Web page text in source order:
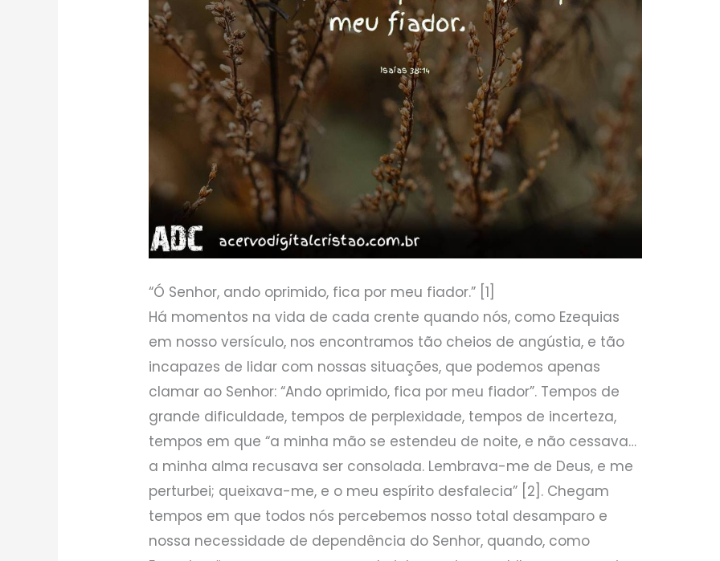
“Ó Senhor, ando oprimido, fica por meu fiador.” [1]
Há momentos na vida de cada crente quando nós, como Ezequias
em nosso versículo, nos encontramos tão cheios de angústia, e tão
incapazes de lidar com nossas situações, que podemos apenas
clamar ao Senhor: “Ando oprimido, fica por meu fiador”. Tempos de
grande dificuldade, tempos de perplexidade, tempos de incerteza,
tempos em que “a minha mão se estendeu de noite, e não cessava…
a minha alma recusava ser consolada. Lembrava-me de Deus, e me
perturbei; queixava-me, e o meu espírito desfalecia” [2]. Chegam
tempos em que todos nós percebemos nosso total desamparo e
nossa necessidade de dependência do Senhor, quando, como